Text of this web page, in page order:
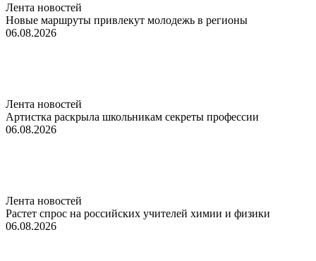
Лента новостей
Новые маршруты привлекут молодежь в регионы
06.08.2026
Лента новостей
Артистка раскрыла школьникам секреты профессии
06.08.2026
Лента новостей
Растет спрос на российских учителей химии и физики
06.08.2026